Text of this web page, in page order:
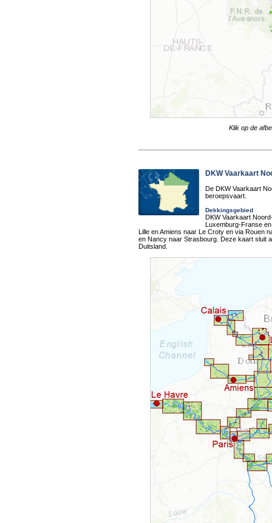
Klik op de
DKW Vaarkaart
De DKW Vaarkaart
beroepsvaart.
Dekkingsgebied
DKW Vaarkaart
Luxemburg-Franse
Lille en Amiens naar Le Croty en via Rouen
en Nancy naar Strasbourg. Deze kaart sluit
Duitsland.